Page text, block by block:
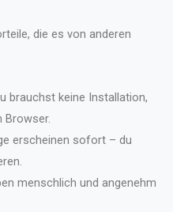
die es von anderen
brauchst keine Installation,
Browser.
erscheinen sofort – du
menschlich und angenehm